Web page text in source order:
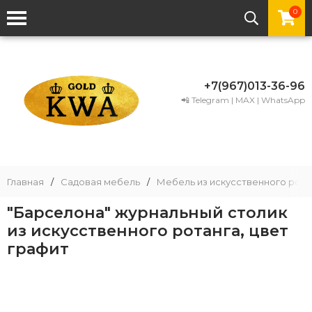
0
+7(967)013-36-96
📲 Telegram | MAX | WhatsApp
Главная / Садовая мебель / Мебель из искусственного
"Барселона" журнальный столик
из искусственного ротанга, цвет
графит